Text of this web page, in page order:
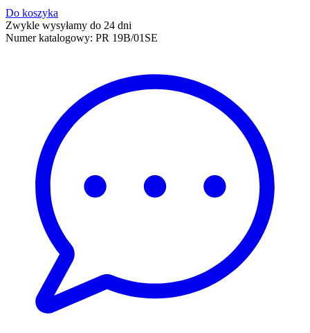
Do koszyka
Zwykle wysyłamy do 24 dni
Numer katalogowy: PR 19B/01SE